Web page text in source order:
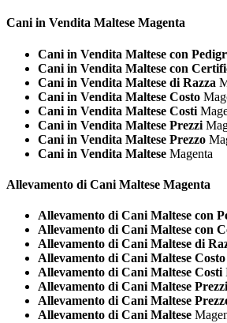
Cani in Vendita Maltese Magenta
Cani in Vendita Maltese con
Cani in Vendita Maltese con
Cani in Vendita Maltese di Razza
Cani in Vendita Maltese Costo
Cani in Vendita Maltese Costi
Cani in Vendita Maltese Prezzi
Cani in Vendita Maltese Prezzo
Cani in Vendita Maltese Magenta
Allevamento di Cani Maltese Magenta
Allevamento di Cani Maltese con
Allevamento di Cani Maltese con
Allevamento di Cani Maltese di
Allevamento di Cani Maltese Costo
Allevamento di Cani Maltese Costi
Allevamento di Cani Maltese Prezzi
Allevamento di Cani Maltese
Allevamento di Cani Maltese